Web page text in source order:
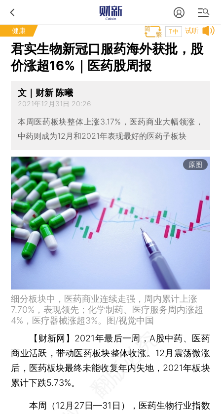
健康 试听
T中
君实生物新冠口服药海外获批，股
价涨超16%｜医药股周报
文｜财新 陈曦
2021年12月31日 20:26
本周医药板块整体上涨3.17%，医药商业大幅领涨，
中药则成为12月和2021年表现最好的医药子板块
原图
细分板块中，医药商业连续走强，周内累计上涨
7.70%，表现领先；化学制药、医疗服务周内涨超
4%，医疗器械涨超3%。图/视觉中国
【财新网】 2021年最后一周，A股中药、医药
商业活跃，带动医药板块整体收涨。12月震荡微涨
后，医药板块最终未能收复年内失地，2021年板块
累计下跌5.73%。
本周（12月27日—31日），医药生物行业指数